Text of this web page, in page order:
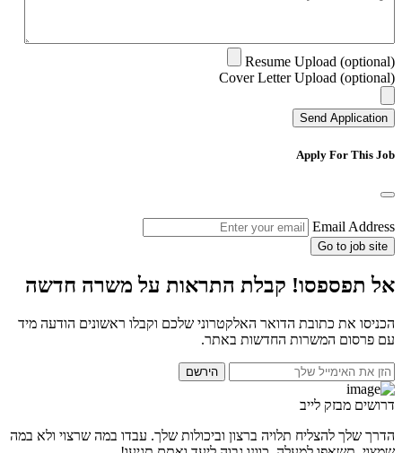
Resume Upload (optional)
Cover Letter Upload (optional)
Send Application
Apply For This Job
Email Address
Go to job site
אל תפספסו! קבלת התראות על משרה חדשה
הכניסו את כתובת הדואר האלקטרוני שלכם וקבלו ראשונים הודעה מיד
עם פרסום המשרות החדשות באתר.
הירשם
דרושים מבזק לייב
הדרך שלך להצליח תלויה ברצון וביכולות שלך. עבדו במה שרצוי ולא במה